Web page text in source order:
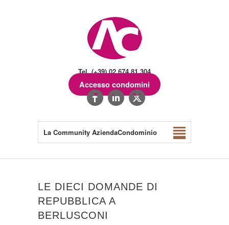
Tel. (+39) 02.674.81.304
Accesso condomini
La Community AziendaCondominio
LE DIECI DOMANDE DI
REPUBBLICA A
BERLUSCONI